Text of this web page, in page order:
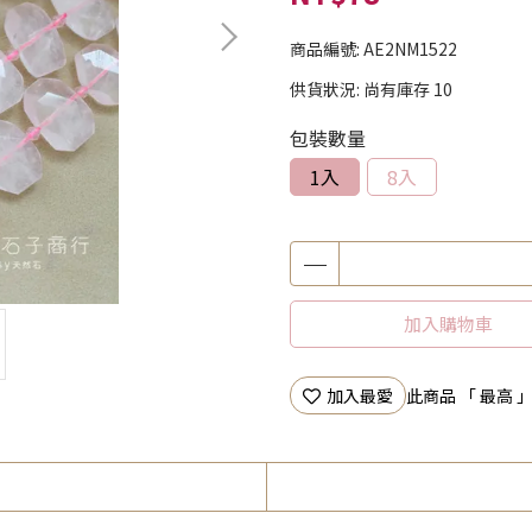
商品編號: AE2NM1522
供貨狀況: 尚有庫存 10
包裝數量
1入
8入
加入購物車
加入最愛 此商品 「 最高